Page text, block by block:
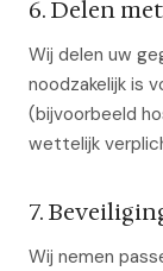
6. Delen
Wij delen uw
noodzakelijk is
(bijvoorbeeld
wettelijk
7.
Wij nemen